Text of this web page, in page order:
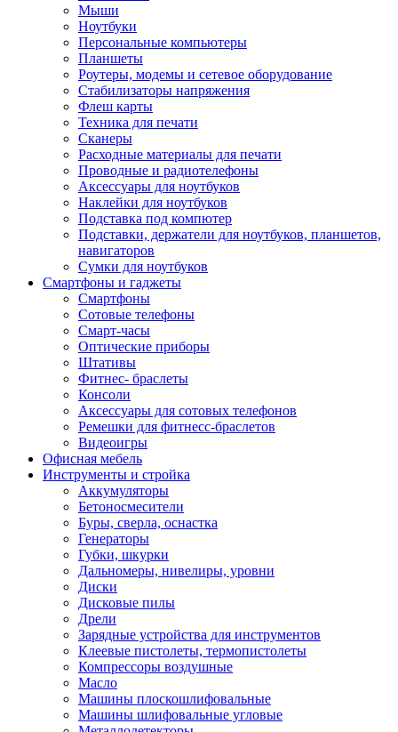
Мыши
Ноутбуки
Персональные компьютеры
Планшеты
Роутеры, модемы и сетевое оборудование
Стабилизаторы напряжения
Флеш карты
Техника для печати
Сканеры
Расходные материалы для печати
Проводные и радиотелефоны
Аксессуары для ноутбуков
Наклейки для ноутбуков
Подставка под компютер
Подставки, держатели для ноутбуков, планшетов,
навигаторов
Сумки для ноутбуков
Смартфоны и гаджеты
Смартфоны
Сотовые телефоны
Смарт-часы
Оптические приборы
Штативы
Фитнес- браслеты
Консоли
Аксессуары для сотовых телефонов
Ремешки для фитнесс-браслетов
Видеоигры
Офисная мебель
Инструменты и стройка
Аккумуляторы
Бетоносмесители
Буры, сверла, оснастка
Генераторы
Губки, шкурки
Дальномеры, нивелиры, уровни
Диски
Дисковые пилы
Дрели
Зарядные устройства для инструментов
Клеевые пистолеты, термопистолеты
Компрессоры воздушные
Масло
Машины плоскошлифовальные
Машины шлифовальные угловые